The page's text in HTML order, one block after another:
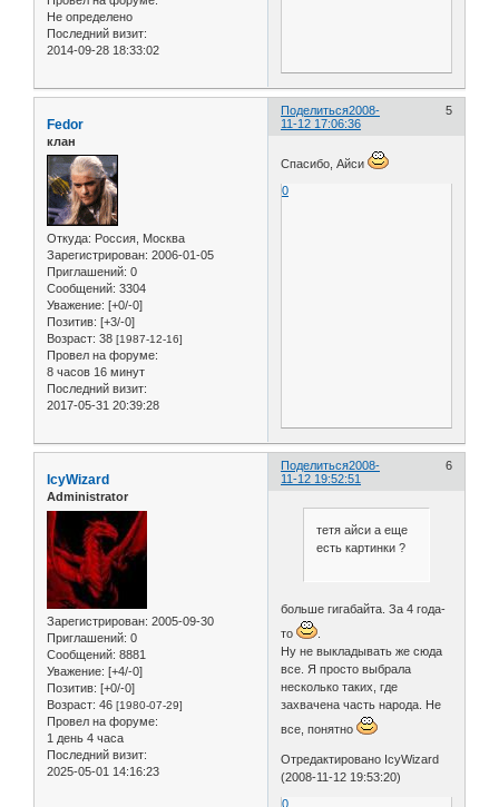
Не определено
Последний визит:
2014-09-28 18:33:02
Поделиться 5
2008-
11-12 17:06:36
Fedor
клан
Откуда: Россия, Москва
Зарегистрирован: 2006-01-05
Приглашений: 0
Сообщений: 3304
Уважение: [+0/-0]
Позитив: [+3/-0]
Возраст: 38 [1987-12-16]
Провел на форуме:
8 часов 16 минут
Последний визит:
2017-05-31 20:39:28
Спасибо, Айси
0
Поделиться 6
2008-
11-12 19:52:51
IcyWizard
Administrator
Зарегистрирован: 2005-09-30
Приглашений: 0
Сообщений: 8881
Уважение: [+4/-0]
Позитив: [+0/-0]
Возраст: 46 [1980-07-29]
Провел на форуме:
1 день 4 часа
Последний визит:
2025-05-01 14:16:23
тетя айси а еще
есть картинки ?
больше гигабайта. За 4 года-
то
Ну не выкладывать же сюда
все. Я просто выбрала
несколько таких, где
захвачена часть народа. Не
все, понятно
Отредактировано IcyWizard
(2008-11-12 19:53:20)
0